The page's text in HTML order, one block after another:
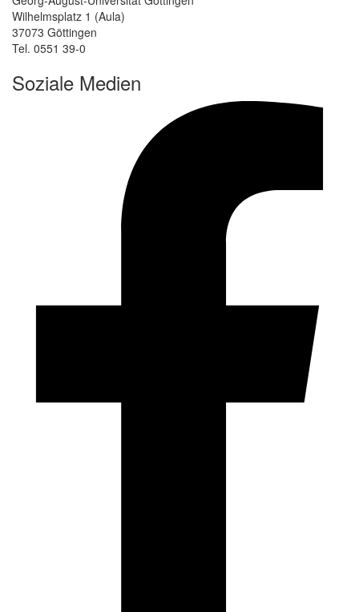
Wilhelmsplatz 1 (Aula)
37073 Göttingen
Tel. 0551 39-0
Soziale Medien